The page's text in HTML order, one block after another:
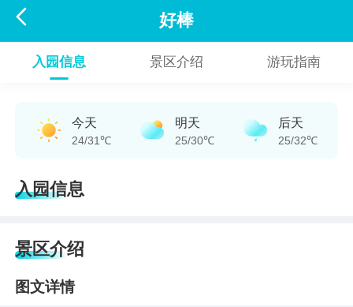
 好棒
入园信息 景区介绍 游玩指南
今天
24/31℃
明天
25/30℃
后天
25/32℃
入园信息
景区介绍
图文详情